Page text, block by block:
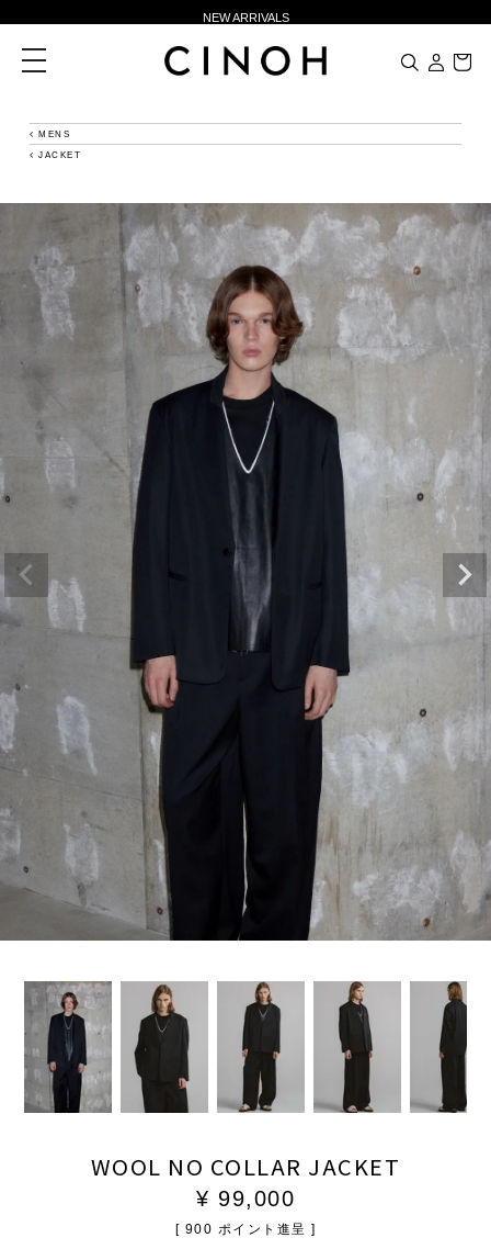
NEW ARRIVALS
新規会員登録500ポイントプレゼント
夏季休業に伴う一部業務休業のお知らせ
ニュースレター登録で¥1,000クーポン進呈
toggle
navigation
MENS
JACKET
WOOL NO COLLAR JACKET
¥ 99,000
[ 900 ポイント進呈 ]